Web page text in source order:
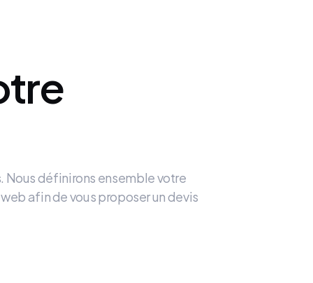
Nous définirons ensemble votre
afin de vous proposer un devis